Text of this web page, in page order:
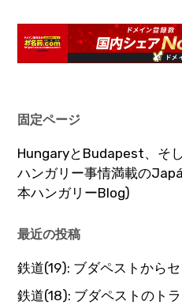
固定ページ
HungaryとBudapest、そ
ハンガリー事情満載の
本ハンガリーBlog)
最近の投稿
鉄道(19): ブダペストから
鉄道(18): ブダペストのト